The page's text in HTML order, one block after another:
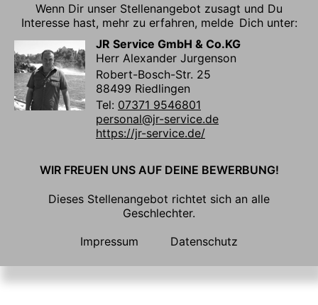
Wenn Dir unser Stellenangebot zusagt und Du
Interesse hast, mehr zu erfahren, melde Dich unter:
JR Service GmbH & Co.KG
Herr Alexander Jurgenson
Robert-Bosch-Str. 25
88499 Riedlingen
Tel: 07371 9546801
personal@jr-service.de
https://jr-service.de/
WIR FREUEN UNS AUF DEINE BEWERBUNG!
Dieses Stellenangebot richtet sich an alle
Geschlechter.
Impressum
Datenschutz